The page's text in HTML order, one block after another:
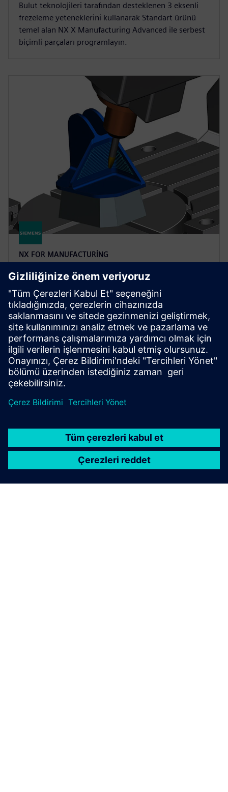
Bulut teknolojileri tarafından desteklenen 3 eksenli
frezeleme yeteneklerini kullanarak Standart ürünü
temel alan NX X Manufacturing Advanced ile serbest
biçimli parçaları programlayın.
NX FOR MANUFACTURING
NX X Manufacturing CAD/CAM
Premium
Bulut teknolojileri tarafından desteklenen çok eksenli
işleme ile Advanced ürünü temel alan NX X
Manufacturing Premium ile karmaşık parçaların
programlanmasını basitleştirin.